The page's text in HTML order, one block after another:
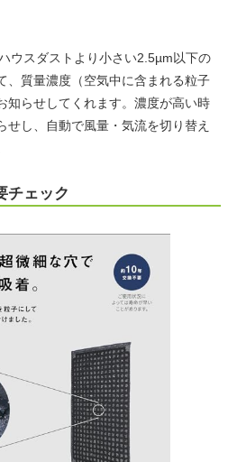
ウスダストより小さい2.5µm以下の
、質量濃度（空気中に含まれる粒子
知らせしてくれます。濃度が高い時
せし、自動で風量・気流を切り替え
チェック